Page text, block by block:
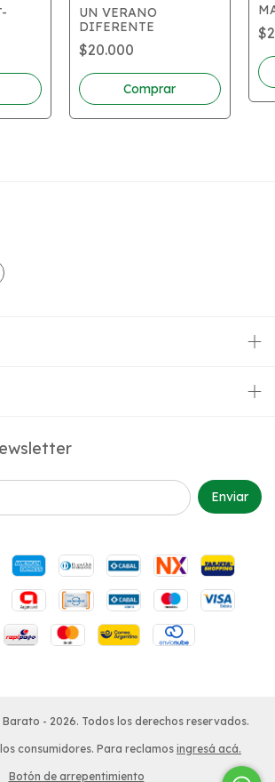
UN VERANO
DIFERENTE
$20.000
- 2026. Todos los derechos reservados.
consumidores. Para reclamos ingresá acá.
Botón de arrepentimiento